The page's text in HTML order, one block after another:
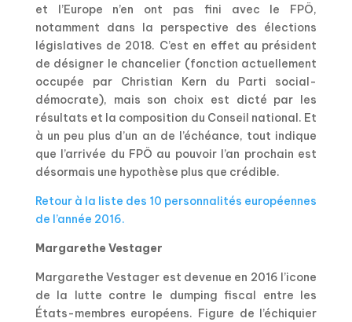
et l’Europe n’en ont pas fini avec le FPÖ,
notamment dans la perspective des élections
législatives de 2018. C’est en effet au président
de désigner le chancelier (fonction actuellement
occupée par Christian Kern du Parti social-
démocrate), mais son choix est dicté par les
résultats et la composition du Conseil national. Et
à un peu plus d’un an de l’échéance, tout indique
que l’arrivée du FPÖ au pouvoir l’an prochain est
désormais une hypothèse plus que crédible.
Retour à la liste des 10 personnalités européennes
de l’année 2016.
Margarethe Vestager
Margarethe Vestager est devenue en 2016 l’icone
de la lutte contre le dumping fiscal entre les
États-membres européens. Figure de l’échiquier